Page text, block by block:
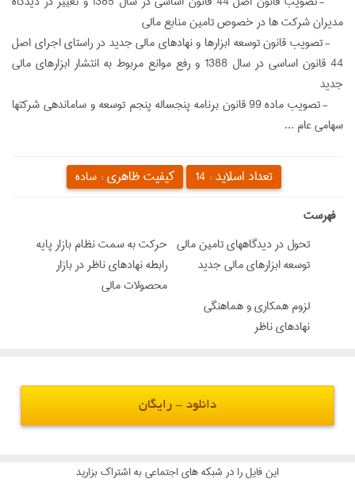
مدیران شرکت ها در خصوص تامین منابع مالی
- تصویب قانون توسعه ابزارها و نهادهای مالی جدید در راستای اجرای اصل
44 قانون اساسی در سال 1388 و رفع موانع مربوط به انتشار ابزارهای مالی
جدید
- تصویب ماده 99 قانون برنامه پنجساله پنجم توسعه و ساماندهی شرکتها
سهامی عام ...
کیفیت ظاهری :ساده تعداد اسلاید :14
‌فهرست
تحول در دیدگاههای تامین مالی حرکت به سمت نظام بازار پایه
توسعه ابزارهای مالی جدید
رابطه نهادهای ناظر در بازار
محصولات مالی
لزوم همکاری و هماهنگی
نهادهای ناظر
دانلود - رایگان
این فایل را در شبکه های اجتماعی به اشتراک بزارید